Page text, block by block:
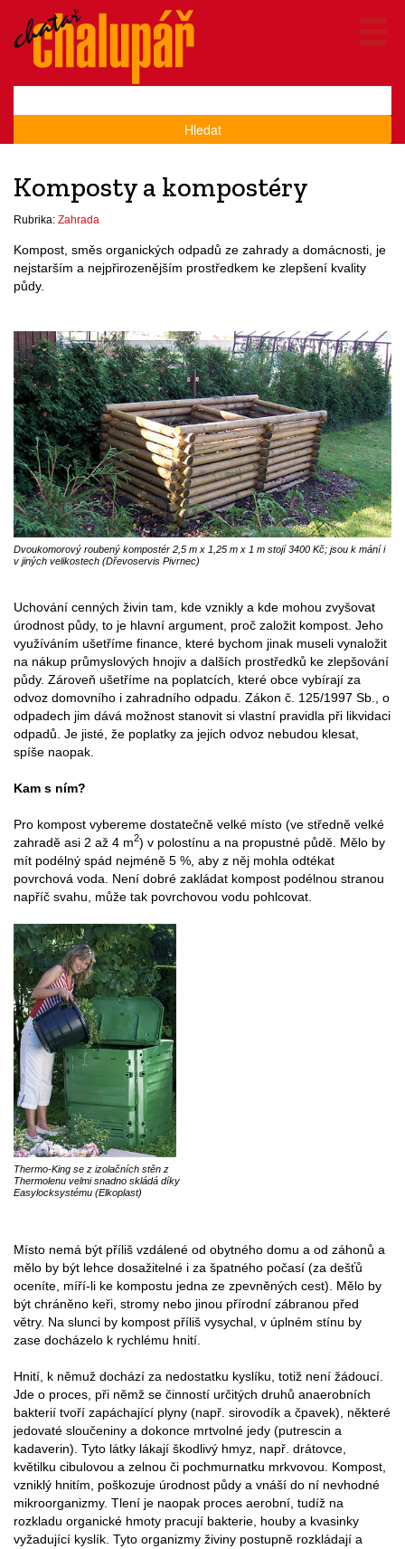
Hledat
Komposty a kompostéry
Rubrika: Zahrada
Kompost, směs organických odpadů ze zahrady a domácnosti, je
nejstarším a nejpřirozenějším prostředkem ke zlepšení kvality
půdy.
Dvoukomorový roubený kompostér 2,5 m x 1,25 m x 1 m stojí 3400 Kč; jsou k mání i
v jiných velikostech (Dřevoservis Pivrnec)
Uchování cenných živin tam, kde vznikly a kde mohou zvyšovat
úrodnost půdy, to je hlavní argument, proč založit kompost. Jeho
využíváním ušetříme finance, které bychom jinak museli vynaložit
na nákup průmyslových hnojiv a dalších prostředků ke zlepšování
půdy. Zároveň ušetříme na poplatcích, které obce vybírají za
odvoz domovního i zahradního odpadu. Zákon č. 125/1997 Sb., o
odpadech jim dává možnost stanovit si vlastní pravidla při likvidaci
odpadů. Je jisté, že poplatky za jejich odvoz nebudou klesat,
spíše naopak.
Kam s ním?
Pro kompost vybereme dostatečně velké místo (ve středně velké
zahradě asi 2 až 4 m2) v polostínu a na propustné půdě. Mělo by
mít podélný spád nejméně 5 %, aby z něj mohla odtékat
povrchová voda. Není dobré zakládat kompost podélnou stranou
napříč svahu, může tak povrchovou vodu pohlcovat.
Thermo-King se z izolačních stěn z
Thermolenu velmi snadno skládá díky
Easylocksystému (Elkoplast)
Místo nemá být příliš vzdálené od obytného domu a od záhonů a
mělo by být lehce dosažitelné i za špatného počasí (za dešťů
oceníte, míří-li ke kompostu jedna ze zpevněných cest). Mělo by
být chráněno keři, stromy nebo jinou přírodní zábranou před
větry. Na slunci by kompost příliš vysychal, v úplném stínu by
zase docházelo k rychlému hnití.
Hnití, k němuž dochází za nedostatku kyslíku, totiž není žádoucí.
Jde o proces, při němž se činností určitých druhů anaerobních
bakterií tvoří zapáchající plyny (např. sirovodík a čpavek), některé
jedovaté sloučeniny a dokonce mrtvolné jedy (putrescin a
kadaverin). Tyto látky lákají škodlivý hmyz, např. drátovce,
květilku cibulovou a zelnou či pochmurnatku mrkvovou. Kompost,
vzniklý hnitím, poškozuje úrodnost půdy a vnáší do ní nevhodné
mikroorganizmy. Tlení je naopak proces aerobní, tudíž na
rozkladu organické hmoty pracují bakterie, houby a kvasinky
vyžadující kyslík. Tyto organizmy živiny postupně rozkládají a